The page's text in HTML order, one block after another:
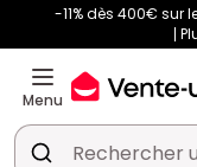
-11% dès 400€ sur
Menu